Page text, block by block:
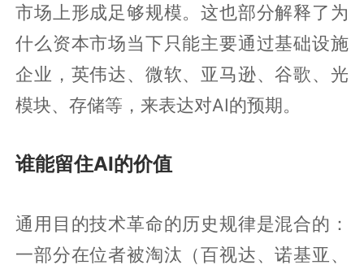
市场上形成足够规模。这也部分解释了为
什么资本市场当下只能主要通过基础设施
企业，英伟达、微软、亚马逊、谷歌、光
模块、存储等，来表达对AI的预期。
谁能留住AI的价值
通用目的技术革命的历史规律是混合的：
一部分在位者被淘汰（百视达、诺基亚、